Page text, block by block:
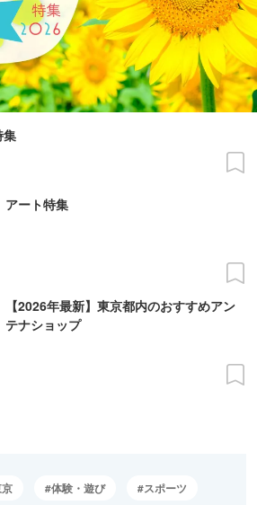
集
アート特集
【2026年最新】東京都内のおすすめアン
テナショップ
体験・遊び スポーツ